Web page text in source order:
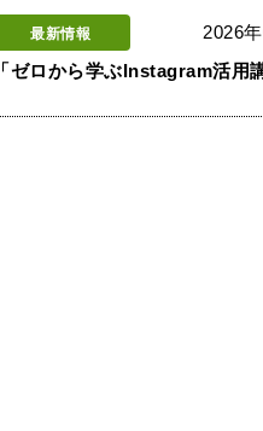
最新情報
2026
「ゼロから学ぶInstagram活用